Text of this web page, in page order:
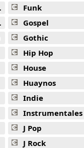
Funk
Gospel
Gothic
Hip Hop
House
Huaynos
Indie
Instrumentales
J Pop
J Rock